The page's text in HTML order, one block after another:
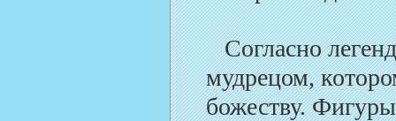
Согласно
мудрецом,
божеству.